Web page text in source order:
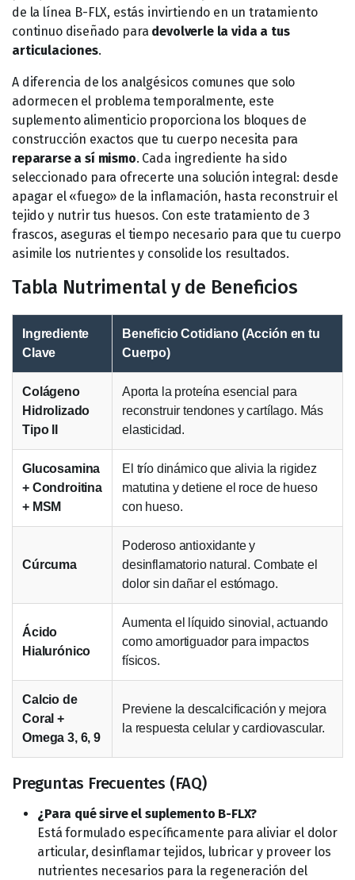
de la línea B-FLX, estás invirtiendo en un tratamiento
continuo diseñado para devolverle la vida a tus
articulaciones.
A diferencia de los analgésicos comunes que solo
adormecen el problema temporalmente, este
suplemento alimenticio proporciona los bloques de
construcción exactos que tu cuerpo necesita para
repararse a sí mismo. Cada ingrediente ha sido
seleccionado para ofrecerte una solución integral: desde
apagar el «fuego» de la inflamación, hasta reconstruir el
tejido y nutrir tus huesos. Con este tratamiento de 3
frascos, aseguras el tiempo necesario para que tu cuerpo
asimile los nutrientes y consolide los resultados.
Tabla Nutrimental y de Beneficios
Ingrediente
Clave
Beneficio Cotidiano (Acción en tu
Cuerpo)
Colágeno
Hidrolizado
Tipo II
Aporta la proteína esencial para
reconstruir tendones y cartílago. Más
elasticidad.
Glucosamina
+ Condroitina
+ MSM
El trío dinámico que alivia la rigidez
matutina y detiene el roce de hueso
con hueso.
Cúrcuma
Poderoso antioxidante y
desinflamatorio natural. Combate el
dolor sin dañar el estómago.
Ácido
Hialurónico
Aumenta el líquido sinovial, actuando
como amortiguador para impactos
físicos.
Calcio de
Coral +
Omega 3, 6, 9
Previene la descalcificación y mejora
la respuesta celular y cardiovascular.
Preguntas Frecuentes (FAQ)
¿Para qué sirve el suplemento B-FLX?
Está formulado específicamente para aliviar el dolor
articular, desinflamar tejidos, lubricar y proveer los
nutrientes necesarios para la regeneración del